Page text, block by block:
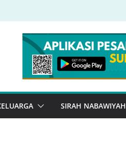
SIRAH NABAWIYAH